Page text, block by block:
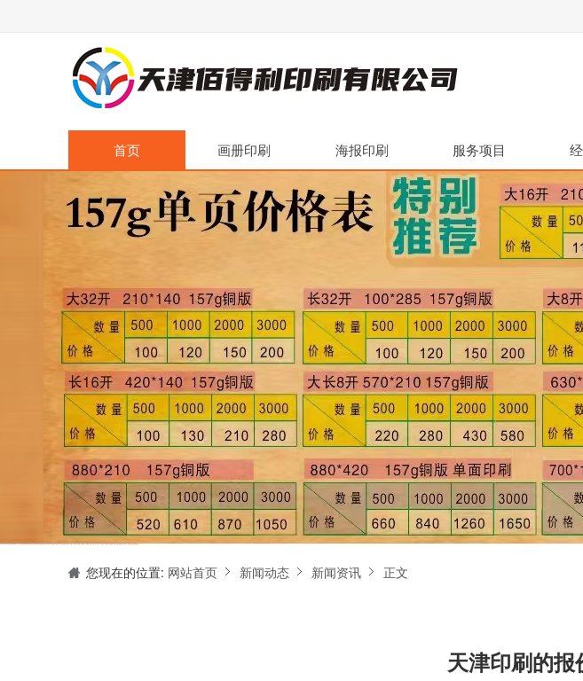
首页 画册印刷 海报印刷 服务项目
您现在的位置: 网站首页 新闻动态 新闻资讯 正文
天津印刷的报